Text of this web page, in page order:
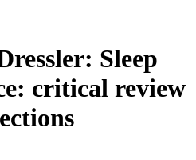
Sleep
critical review